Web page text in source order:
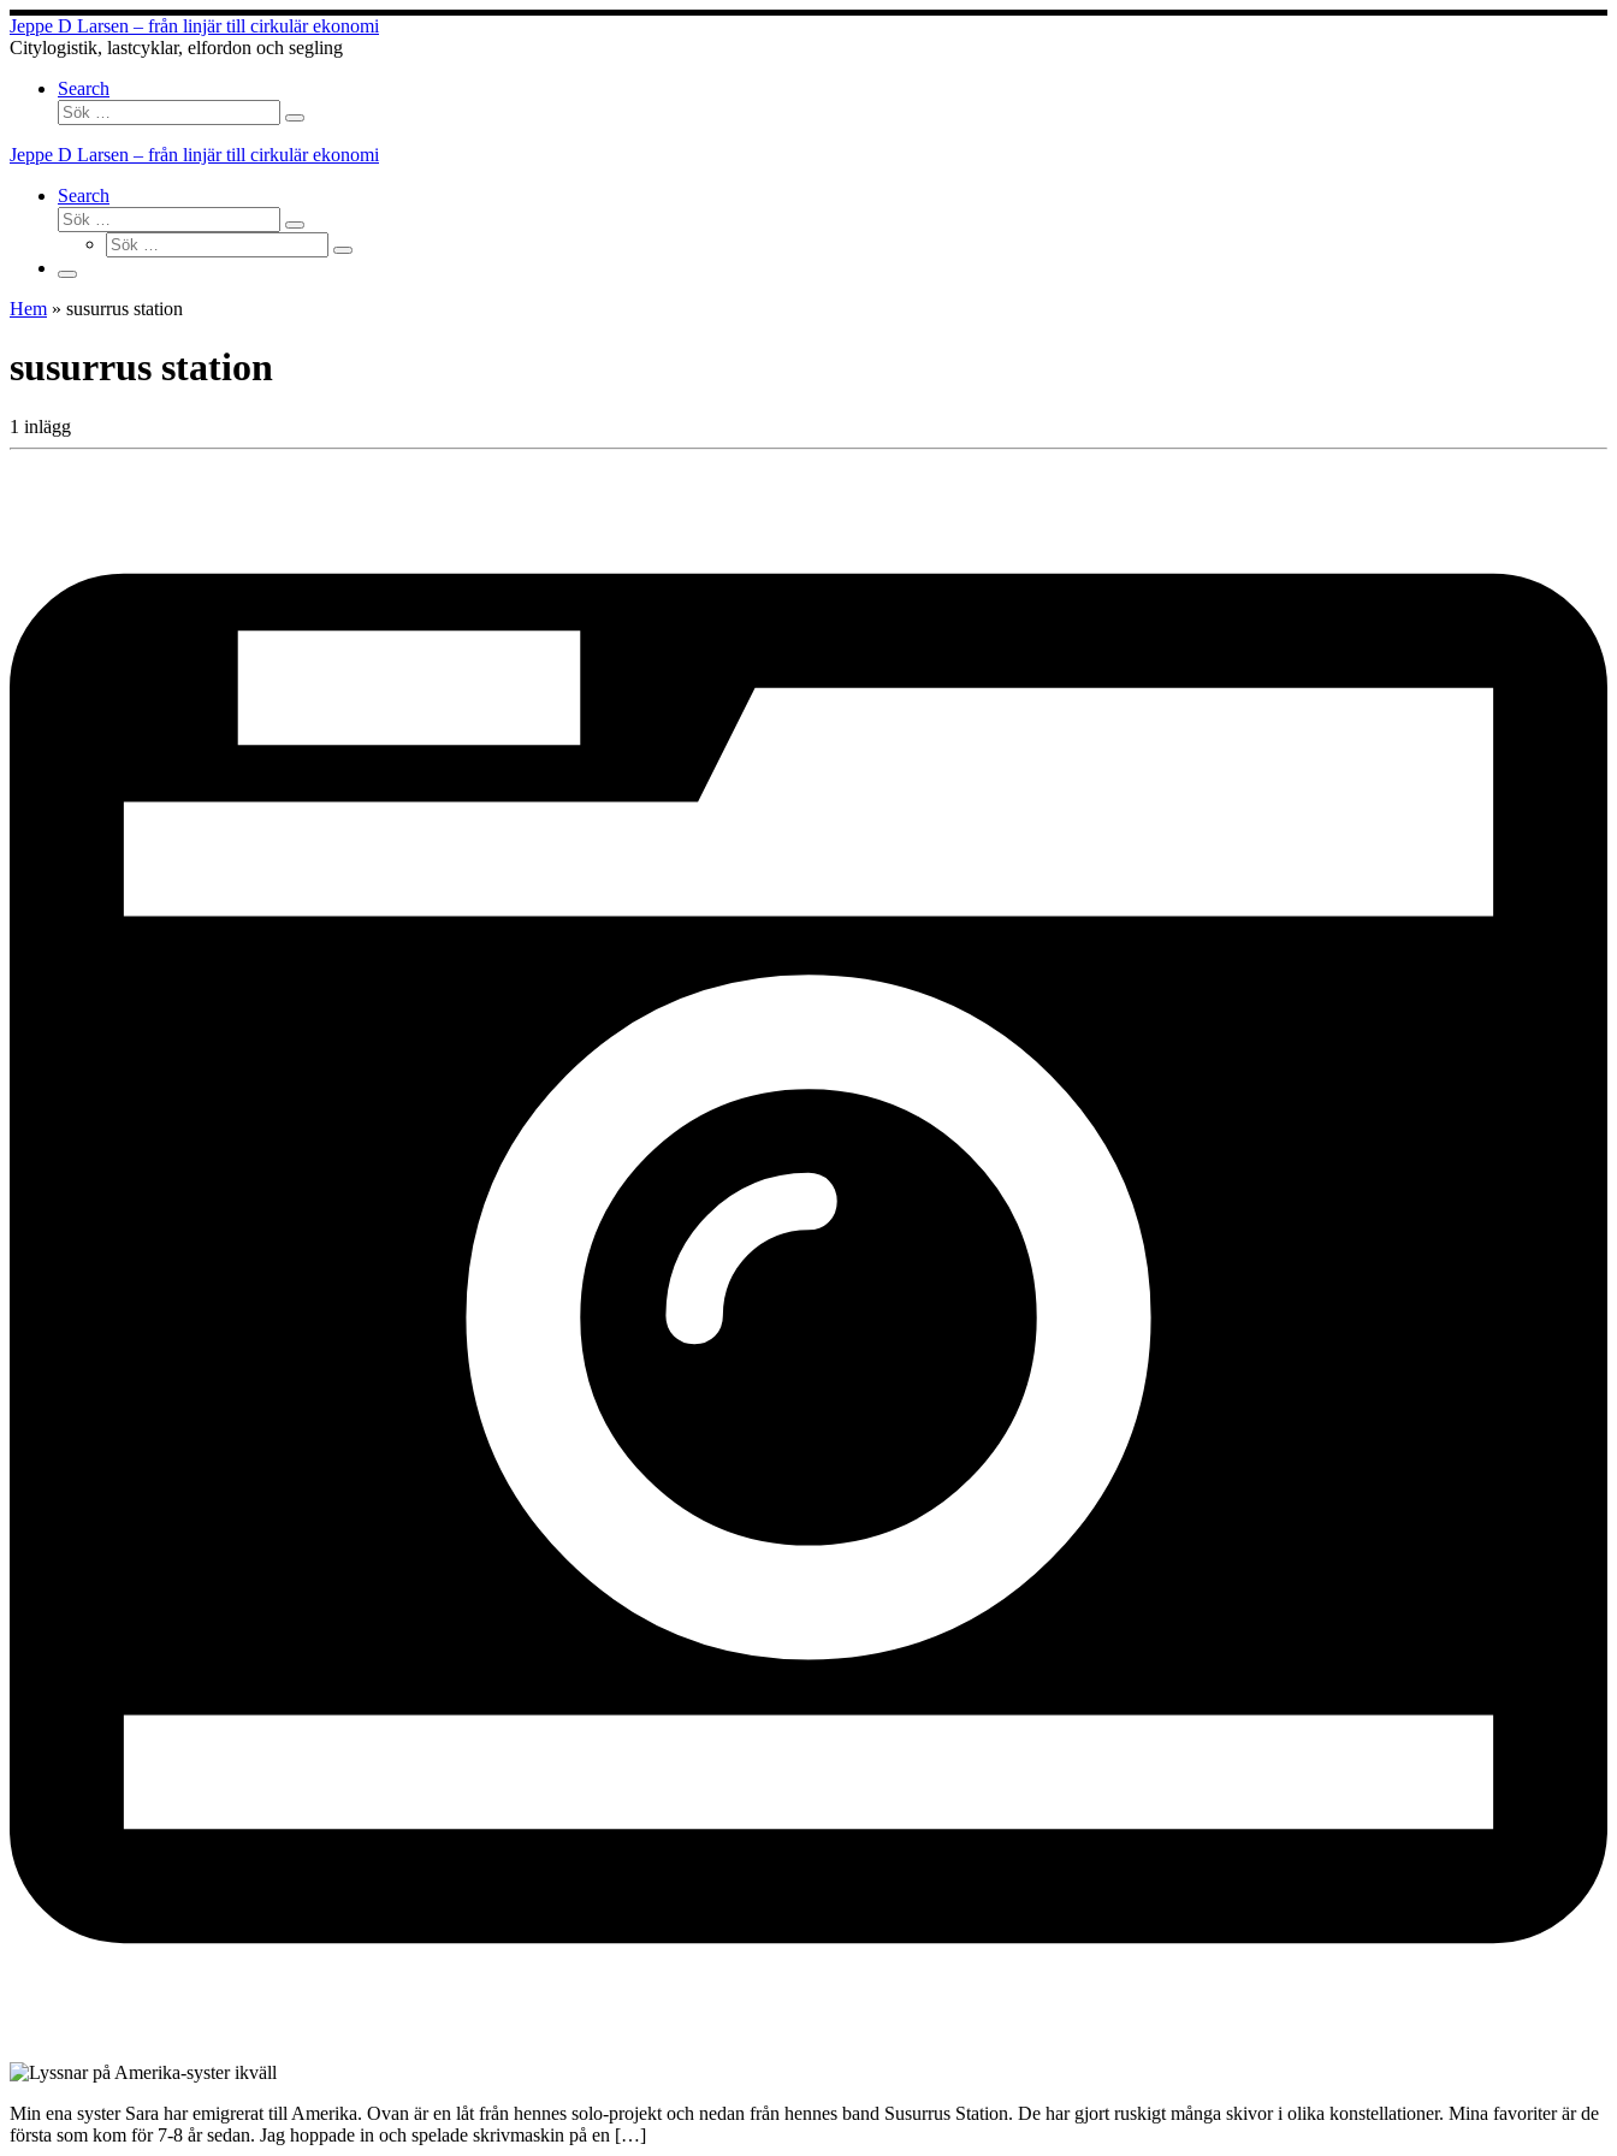
Hoppa
till
innehåll
Jeppe D Larsen – från linjär till cirkulär ekonomi
Citylogistik, lastcyklar, elfordon och segling
Search
Sök
Sök
…
Jeppe D Larsen – från linjär till cirkulär ekonomi
Search
Sök
Sök
Sök
Sök
Meny
Hem » susurrus station
susurrus station
1 inlägg
Min ena syster Sara har emigrerat till Amerika. Ovan är en låt från hennes solo-projekt och nedan från hennes band Susurrus Station. De har gjort ruskigt många skivor i olika konstellationer. Mina favoriter är de
första som kom för 7-8 år sedan. Jag hoppade in och spelade skrivmaskin på en […]